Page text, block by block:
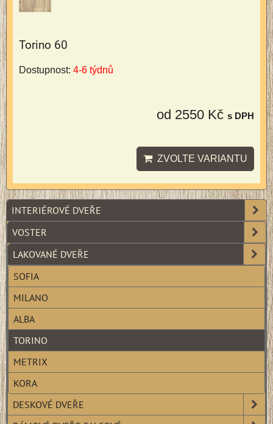
Torino 60
Dostupnost: 4-6 týdnů
od 2550 Kč s DPH
ZVOLTE VARIANTU
INTERIÉROVÉ DVEŘE
VOSTER
LAKOVANÉ DVEŘE
SOFIA
MILANO
ALBA
TORINO
METRIX
KORA
DESKOVÉ DVEŘE